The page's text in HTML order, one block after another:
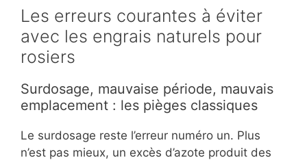
Les erreurs courantes à éviter
avec les engrais naturels pour
rosiers
Surdosage, mauvaise période, mauvais
emplacement : les pièges classiques
Le surdosage reste l’erreur numéro un. Plus
n’est pas mieux, un excès d’azote produit des